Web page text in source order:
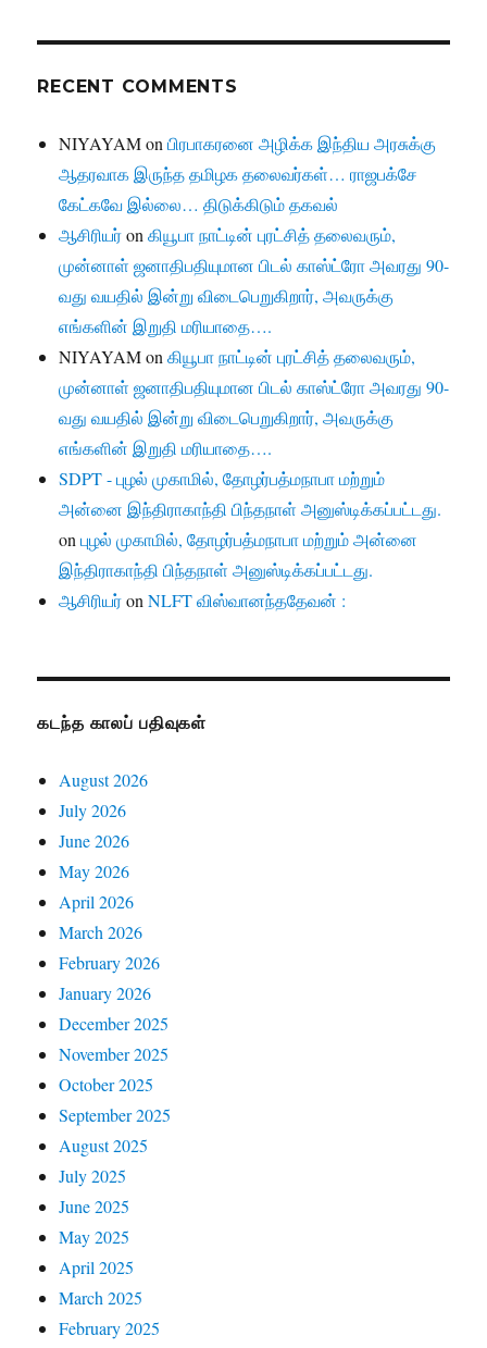
RECENT COMMENTS
NIYAYAMonபிரபாகரனை அழிக்க இந்திய அரசுக்கு
ஆதரவாக இருந்த தமிழக தலைவர்கள்… ராஜபக்சே
கேட்கவே இல்லை… திடுக்கிடும் தகவல்
ஆசிரியர்onகியூபா நாட்டின் புரட்சித் தலைவரும்,
முன்னாள் ஜனாதிபதியுமான பிடல் காஸ்ட்ரோ அவரது 90-
வது வயதில் இன்று விடைபெறுகிறார், அவருக்கு
எங்களின் இறுதி மரியாதை….
NIYAYAMonகியூபா நாட்டின் புரட்சித் தலைவரும்,
முன்னாள் ஜனாதிபதியுமான பிடல் காஸ்ட்ரோ அவரது 90-
வது வயதில் இன்று விடைபெறுகிறார், அவருக்கு
எங்களின் இறுதி மரியாதை….
SDPT - புழல் முகாமில், தோழர்பத்மநாபா மற்றும்
அன்னை இந்திராகாந்தி பிந்தநாள் அனுஸ்டிக்கப்பட்டது.
onபுழல் முகாமில், தோழர்பத்மநாபா மற்றும் அன்னை
இந்திராகாந்தி பிந்தநாள் அனுஸ்டிக்கப்பட்டது.
ஆசிரியர்onNLFT விஸ்வானந்ததேவன் :
கடந்த காலப் பதிவுகள்
August 2026
July 2026
June 2026
May 2026
April 2026
March 2026
February 2026
January 2026
December 2025
November 2025
October 2025
September 2025
August 2025
July 2025
June 2025
May 2025
April 2025
March 2025
February 2025